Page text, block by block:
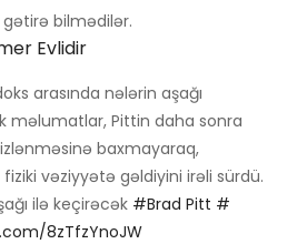
gətirə bilmədilər.
Evlidir
arasında nələrin aşağı
məlumatlar, Pittin daha sonra
baxmayaraq,
fiziki vəziyyətə gəldiyini irəli sürdü.
ilə keçirəcək #Brad Pitt #
8zTfzYnoJW